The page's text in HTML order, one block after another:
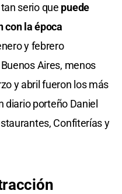
serio que puede
con la época
y febrero
Aires, menos
y abril fueron los más
diario porteño Daniel
Confiterías y